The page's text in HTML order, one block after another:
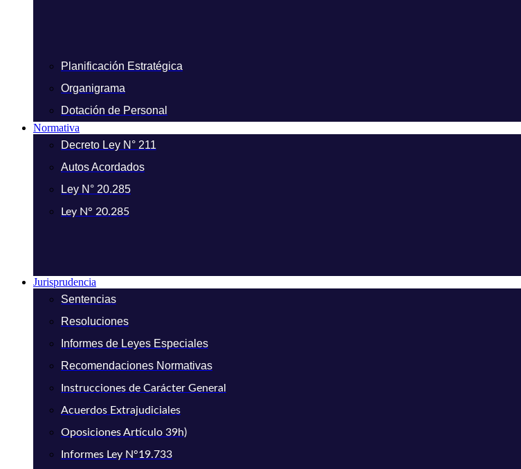
Planificación Estratégica
Organigrama
Dotación de Personal
Normativa
Decreto Ley N° 211
Autos Acordados
Ley N° 20.285
Ley N° 20.285
Jurisprudencia
Sentencias
Resoluciones
Informes de Leyes Especiales
Recomendaciones Normativas
Instrucciones de Carácter General
Acuerdos Extrajudiciales
Oposiciones Artículo 39h)
Informes Ley N°19.733